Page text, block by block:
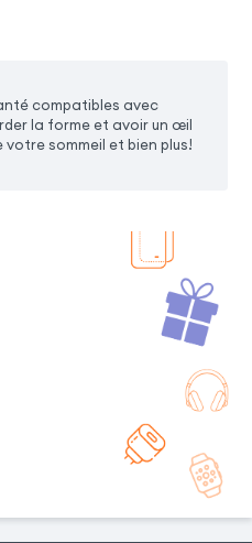
compatibles avec
la forme et avoir un œil
sommeil et bien plus!